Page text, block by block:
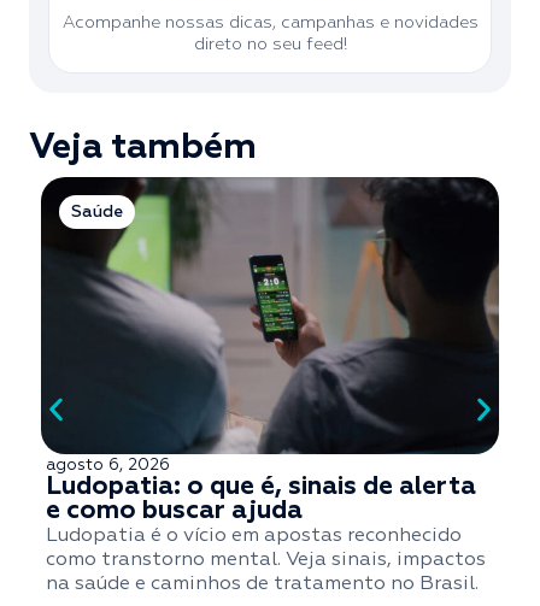
Acompanhe nossas dicas, campanhas e novidades
direto no seu feed!
Veja também
Saúde
agosto 6, 2026
Ludopatia: o que é, sinais de alerta
e como buscar ajuda
Ludopatia é o vício em apostas reconhecido
como transtorno mental. Veja sinais, impactos
na saúde e caminhos de tratamento no Brasil.